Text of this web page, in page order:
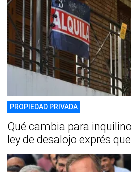
PROPIEDAD PRIVADA
Qué cambia para
ley de desalojo exprés